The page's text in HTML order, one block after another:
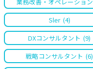
Sler (4)
DXコンサルタント (9)
戦略コンサルタント (6)